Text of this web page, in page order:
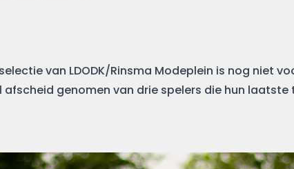
van LDODK/Rinsma Modeplein is nog niet
genomen van drie spelers die hun laatste